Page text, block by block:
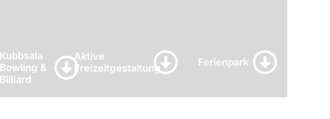
Kubbsala
Bowling &
Billiard
Aktive
Freizeitgestaltung
Ferienpark